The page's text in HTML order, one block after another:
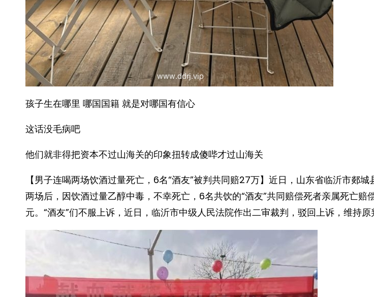
孩子生在哪里 哪国国籍 就是对哪国有信心
这话没毛病吧 ​​​
他们就非得把资本不过山海关的印象扭转成傻哔才过山海关
【男子连喝两场饮酒过量死亡，6名“酒友”被判共同赔27万】近日，山东省临沂市郯
两场后，因饮酒过量乙醇中毒，不幸死亡，6名共饮的“酒友”共同赔偿死者亲属死亡赔
元。“酒友”们不服上诉，近日，临沂市中级人民法院作出二审裁判，驳回上诉，维持原